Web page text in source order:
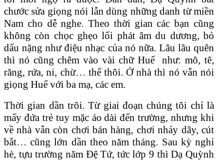
chước sửa giọng nói lẫn dùng những danh từ miền
Nam cho dễ nghe. Theo thời gian các bạn cũng
không còn chọc ghẹo lối phát âm du dương, bỏ
dấu nặng như điệu nhạc của nó nữa. Lâu lâu quên
thì nó cũng chêm vào vài chữ Huế như: mô, tê,
răng, rứa, ni, chừ… thế thôi. Ở nhà thì nó vẫn nói
giọng Huế với ba mạ, các em.
Thời gian dần trôi. Từ giai đoạn chúng tôi chỉ là
mấy đứa trẻ tuy mặc áo dài đến trường, nhưng khi
về nhà vẫn còn chơi bán hàng, chơi nhảy dây, cút
bắt… cũng lớn dần theo năm tháng. Sau kỳ nghỉ
hè, tựu trường năm Đệ Tứ, tức lớp 9 thì Dạ Quỳnh